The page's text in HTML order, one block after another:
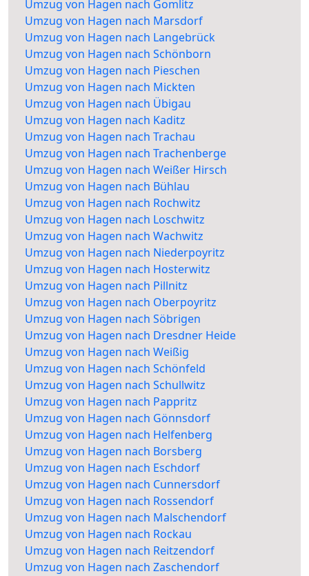
Umzug von Hagen nach Gomlitz
Umzug von Hagen nach Marsdorf
Umzug von Hagen nach Langebrück
Umzug von Hagen nach Schönborn
Umzug von Hagen nach Pieschen
Umzug von Hagen nach Mickten
Umzug von Hagen nach Übigau
Umzug von Hagen nach Kaditz
Umzug von Hagen nach Trachau
Umzug von Hagen nach Trachenberge
Umzug von Hagen nach Weißer Hirsch
Umzug von Hagen nach Bühlau
Umzug von Hagen nach Rochwitz
Umzug von Hagen nach Loschwitz
Umzug von Hagen nach Wachwitz
Umzug von Hagen nach Niederpoyritz
Umzug von Hagen nach Hosterwitz
Umzug von Hagen nach Pillnitz
Umzug von Hagen nach Oberpoyritz
Umzug von Hagen nach Söbrigen
Umzug von Hagen nach Dresdner Heide
Umzug von Hagen nach Weißig
Umzug von Hagen nach Schönfeld
Umzug von Hagen nach Schullwitz
Umzug von Hagen nach Pappritz
Umzug von Hagen nach Gönnsdorf
Umzug von Hagen nach Helfenberg
Umzug von Hagen nach Borsberg
Umzug von Hagen nach Eschdorf
Umzug von Hagen nach Cunnersdorf
Umzug von Hagen nach Rossendorf
Umzug von Hagen nach Malschendorf
Umzug von Hagen nach Rockau
Umzug von Hagen nach Reitzendorf
Umzug von Hagen nach Zaschendorf